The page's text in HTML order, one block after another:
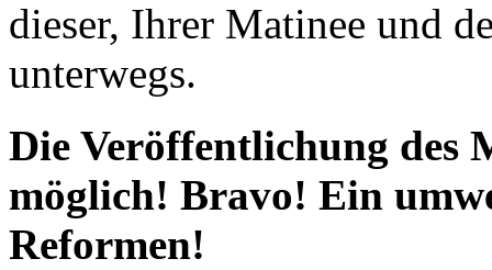
dieser, Ihrer Matinee und
unterwegs.
Die Veröffentlichung des
möglich! Bravo! Ein
Reformen!